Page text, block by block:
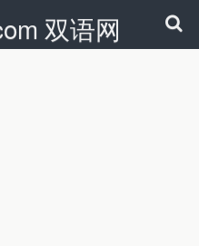
双语网